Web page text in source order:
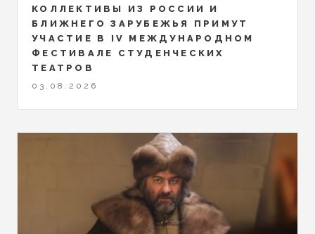
КОЛЛЕКТИВЫ ИЗ РОССИИ И
БЛИЖНЕГО ЗАРУБЕЖЬЯ ПРИМУТ
УЧАСТИЕ В IV МЕЖДУНАРОДНОМ
ФЕСТИВАЛЕ СТУДЕНЧЕСКИХ
ТЕАТРОВ
03.08.2026